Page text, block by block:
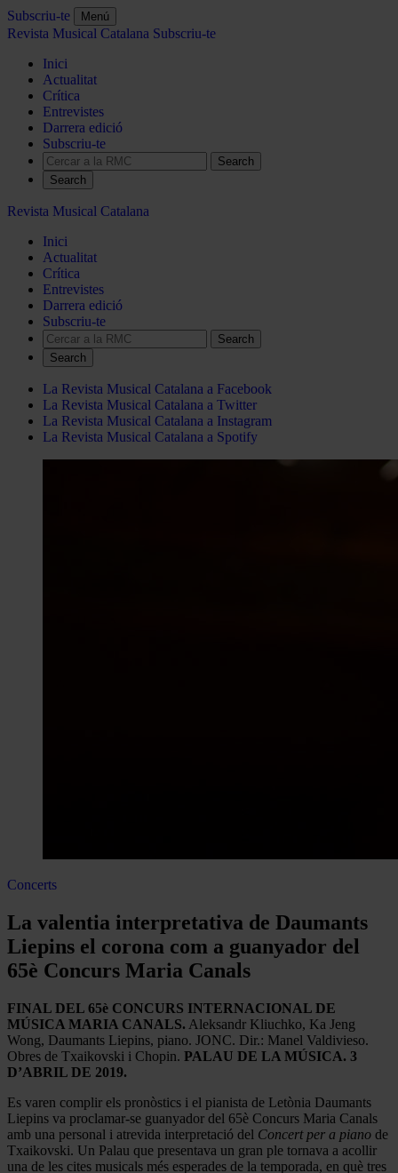
Subscriu-te Menú
Revista Musical Catalana Subscriu-te
Inici
Actualitat
Crítica
Entrevistes
Darrera edició
Subscriu-te
Search
Revista Musical Catalana
Inici
Actualitat
Crítica
Entrevistes
Darrera edició
Subscriu-te
Search
La Revista Musical Catalana a Facebook
La Revista Musical Catalana a Twitter
La Revista Musical Catalana a Instagram
La Revista Musical Catalana a Spotify
Concerts
La valentia interpretativa de Daumants
Liepins el corona com a guanyador del
65è Concurs Maria Canals
FINAL DEL 65è CONCURS INTERNACIONAL DE
MÚSICA MARIA CANALS. Aleksandr Kliuchko, Ka Jeng
Wong, Daumants Liepins, piano. JONC. Dir.: Manel Valdivieso.
Obres de Txaikovski i Chopin. PALAU DE LA MÚSICA. 3
D’ABRIL DE 2019.
Es varen complir els pronòstics i el pianista de Letònia Daumants
Liepins va proclamar-se guanyador del 65è Concurs Maria Canals
amb una personal i atrevida interpretació del Concert per a piano de
Txaikovski. Un Palau que presentava un gran ple tornava a acollir
una de les cites musicals més esperades de la temporada, en què tres